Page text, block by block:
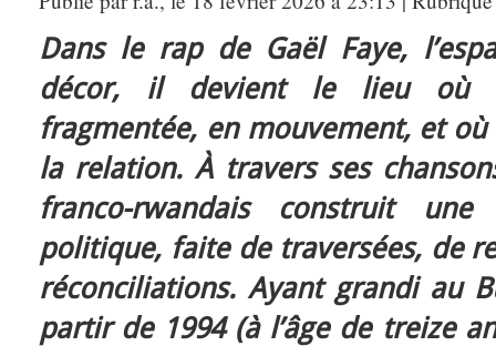
Dans le rap de Gaël Faye,
décor, il devient le lieu où
fragmentée, en mouvement, et
la relation. À travers ses
franco-rwandais construit
politique, faite de traversées, de
réconciliations. Ayant grandi au
partir de 1994 (à l’âge de treize